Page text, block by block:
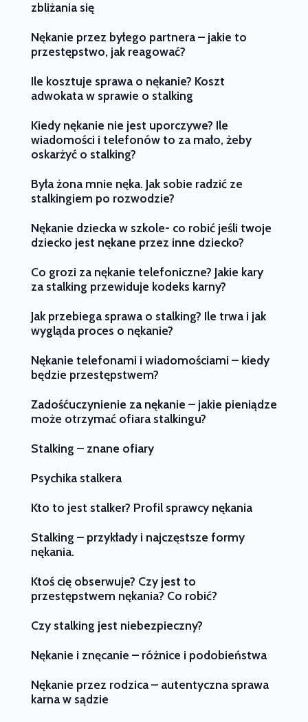
zbliżania się
Nękanie przez byłego partnera – jakie to
przestępstwo, jak reagować?
Ile kosztuje sprawa o nękanie? Koszt
adwokata w sprawie o stalking
Kiedy nękanie nie jest uporczywe? Ile
wiadomości i telefonów to za mało, żeby
oskarżyć o stalking?
Była żona mnie nęka. Jak sobie radzić ze
stalkingiem po rozwodzie?
Nękanie dziecka w szkole- co robić jeśli twoje
dziecko jest nękane przez inne dziecko?
Co grozi za nękanie telefoniczne? Jakie kary
za stalking przewiduje kodeks karny?
Jak przebiega sprawa o stalking? Ile trwa i jak
wygląda proces o nękanie?
Nękanie telefonami i wiadomościami – kiedy
będzie przestępstwem?
Zadośćuczynienie za nękanie – jakie pieniądze
może otrzymać ofiara stalkingu?
Stalking – znane ofiary
Psychika stalkera
Kto to jest stalker? Profil sprawcy nękania
Stalking – przykłady i najczęstsze formy
nękania.
Ktoś cię obserwuje? Czy jest to
przestępstwem nękania? Co robić?
Czy stalking jest niebezpieczny?
Nękanie i znęcanie – różnice i podobieństwa
Nękanie przez rodzica – autentyczna sprawa
karna w sądzie